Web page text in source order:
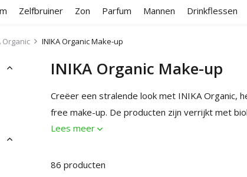
Zelfbruiner Zon Parfum Mannen Drinkflessen
Organic INIKA Organic Make-up
INIKA Organic Make-up
Creëer een stralende look met INIKA Organic,
free make-up. De producten zijn verrijkt met
Lees meer
86 producten